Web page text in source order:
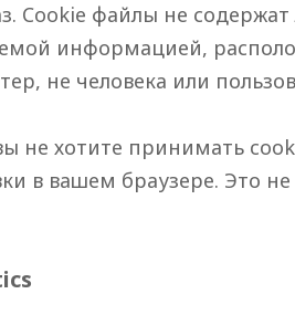
Cookie файлы не
информацией,
не человека или
не хотите принимать
в вашем браузере. Это